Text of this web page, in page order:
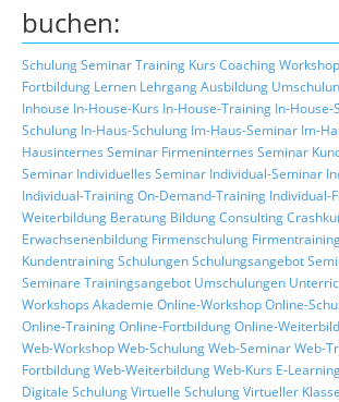
buchen:
SchulungSeminarTraining Kurs CoachingWorkshop
Fortbildung Lernen LehrgangAusbildung
Inhouse In-House-Kurs In-House-Training In-House-
Schulung In-Haus-Schulung Im-Haus-Seminar Im-
Hausinternes Seminar Firmeninternes Seminar
Seminar Individuelles Seminar Individual-Seminar
Individual-TrainingOn-Demand-Training Individual-
Weiterbildung Beratung BildungConsulting
Erwachsenenbildung Firmenschulung
KundentrainingSchulungenSchulungsangebot
Seminare Trainingsangebot Umschulungen
Workshops Akademie Online-WorkshopOnline-
Online-TrainingOnline-FortbildungOnline-
Web-WorkshopWeb-SchulungWeb-SeminarWeb-
FortbildungWeb-WeiterbildungWeb-Kurs E-
Digitale SchulungVirtuelle SchulungVirtueller